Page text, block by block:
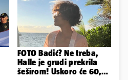
FOTO Badić? Ne treba,
Halle je grudi prekrila
šeširom! Uskoro će 60,